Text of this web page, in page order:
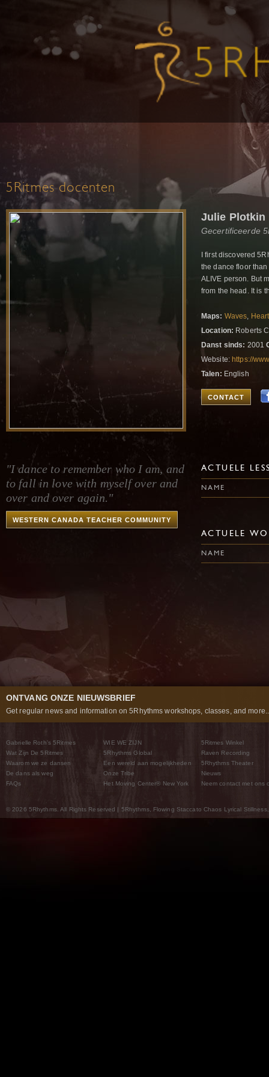
5Ritmes docenten
"I dance to remember who I am, and
to fall in love with myself over and
over and over again."
WESTERN CANADA TEACHER COMMUNITY
Julie Plotkin
Gecertificeerde
I first discovered
the dance floor
ALIVE person. But
from the head. It is
Maps: Waves,
Location: Roberts
Danst sinds: 2001
Website: https://
Talen: English
CONTACT
ACTUELE
NAME
ACTUELE
NAME
ONTVANG ONZE NIEUWSBRIEF
Get regular news and information on 5Rhythms workshops, classes, and
Gabrielle Roth’s 5Ritmes
Wat Zijn De 5Ritmes
Waarom we ze dansen
De dans als weg
FAQs
WIE WE ZIJN
5Rhythms Global
Een wereld aan mogelijkheden
Onze Tribe
Het Moving Center® New York
5Ritmes Winkel
Raven Recording
5Rhythms Theater
Nieuws
Neem contact met ons
© 2026 5Rhythms. All Rights Reserved | 5Rhythms, Flowing Staccato Chaos Lyrical